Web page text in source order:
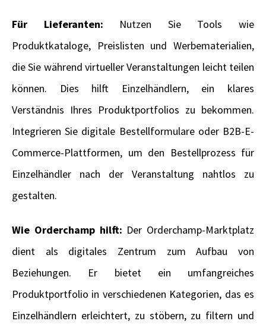
Für Lieferanten: Nutzen Sie Tools wie
Produktkataloge, Preislisten und Werbematerialien,
die Sie während virtueller Veranstaltungen leicht teilen
können. Dies hilft Einzelhändlern, ein klares
Verständnis Ihres Produktportfolios zu bekommen.
Integrieren Sie digitale Bestellformulare oder B2B-E-
Commerce-Plattformen, um den Bestellprozess für
Einzelhändler nach der Veranstaltung nahtlos zu
gestalten.
Wie Orderchamp hilft: Der Orderchamp-Marktplatz
dient als digitales Zentrum zum Aufbau von
Beziehungen. Er bietet ein umfangreiches
Produktportfolio in verschiedenen Kategorien, das es
Einzelhändlern erleichtert, zu stöbern, zu filtern und